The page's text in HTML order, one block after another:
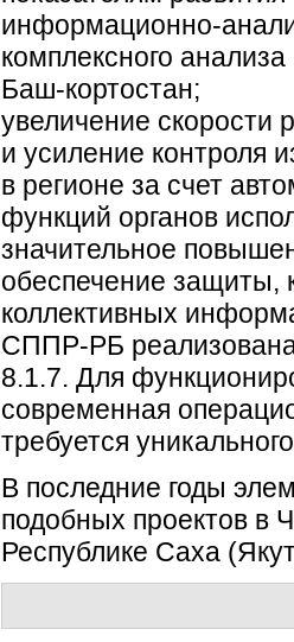
информационно-
комплексного анализа
Баш-кортостан;
увеличение скорости
и усиление контроля
в регионе за счет
функций органов
значительное
обеспечение защиты,
коллективных
СППР-РБ
8.1.7. Для
современная
требуется
В последние годы
подобных проектов в
Республике Саха